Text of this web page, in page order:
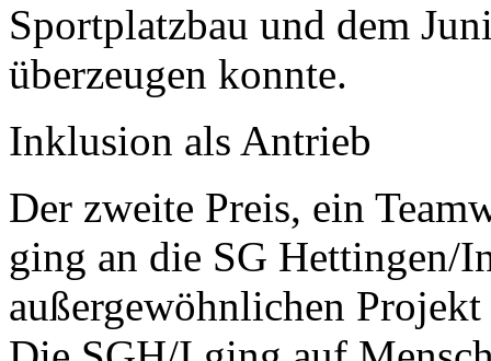
Sportplatzbau und dem
überzeugen konnte.
Inklusion als Antrieb
Der zweite Preis, ein
ging an die SG Hettingen/
außergewöhnlichen